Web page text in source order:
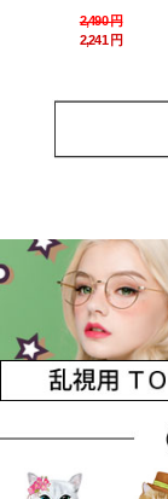
～-8.00｜PREMIUM アンチ
ブルー（Anti Blue）
2,490 円
2,241 円